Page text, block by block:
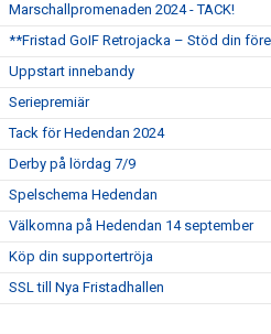
Marschallpromenaden 2024 - TACK!
**Fristad GoIF Retrojacka – Stöd din
Uppstart innebandy
Seriepremiär
Tack för Hedendan 2024
Derby på lördag 7/9
Spelschema Hedendan
Välkomna på Hedendan 14 september
Köp din supportertröja
SSL till Nya Fristadhallen